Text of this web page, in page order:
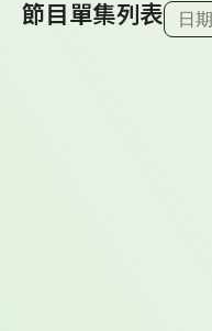
節目單集列表 日